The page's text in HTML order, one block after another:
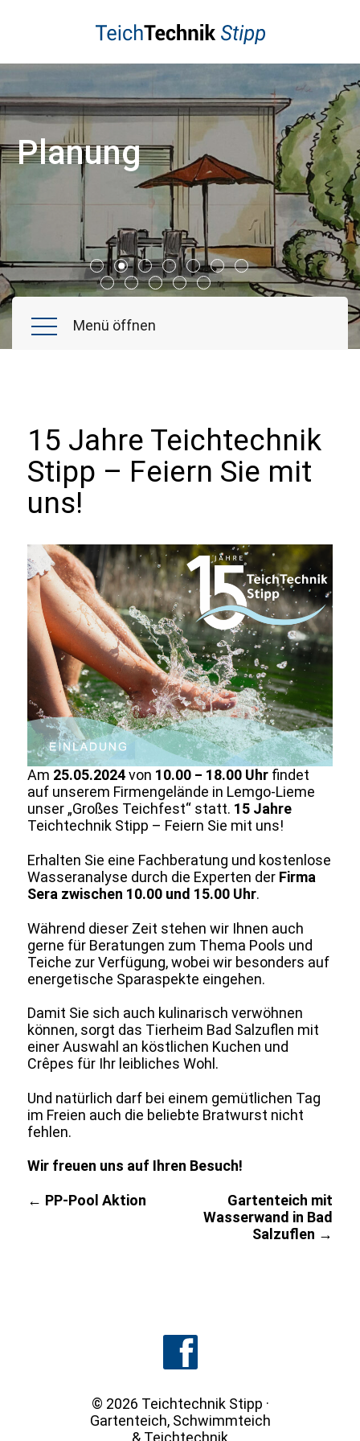
Planung
Schwimmteich
Naturpool
Poolbau
Gartenteiche
Wasserspiele
Referenzen
Aktuelles
15 Jahre Teichtechnik
Stipp – Feiern Sie mit
uns!
Am 25.05.2024von 10.00 ‒ 18.00 Uhr findet
auf unserem Firmengelände in Lemgo-Lieme
unser „Großes Teichfest“ statt. 15 Jahre
Teichtechnik Stipp – Feiern Sie mit uns!
Erhalten Sie eine Fachberatung und kostenlose
Wasseranalyse durch die Experten der Firma
Sera zwischen 10.00 und 15.00 Uhr.
Während dieser Zeit stehen wir Ihnen auch
gerne für Beratungen zum Thema Pools und
Teiche zur Verfügung, wobei wir besonders auf
energetische Sparaspekte eingehen.
Damit Sie sich auch kulinarisch verwöhnen
können, sorgt das Tierheim Bad Salzuflen mit
einer Auswahl an köstlichen Kuchen und
Crêpes für Ihr leibliches Wohl.
Und natürlich darf bei einem gemütlichen Tag
im Freien auch die beliebte Bratwurst nicht
fehlen.
Wir freuen uns auf Ihren Besuch!
Beitragsnavigation
← PP-Pool Aktion
Gartenteich mit
Wasserwand in Bad
Salzuflen →
© 2026 Teichtechnik Stipp ·
Gartenteich, Schwimmteich
& Teichtechnik